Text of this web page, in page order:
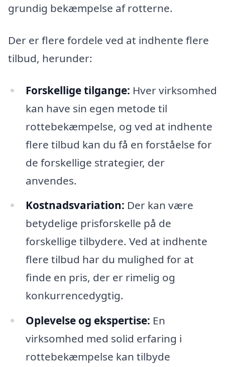
grundig bekæmpelse af rotterne.
Der er flere fordele ved at indhente flere
tilbud, herunder:
Forskellige tilgange: Hver virksomhed
kan have sin egen metode til
rottebekæmpelse, og ved at indhente
flere tilbud kan du få en forståelse for
de forskellige strategier, der
anvendes.
Kostnadsvariation: Der kan være
betydelige prisforskelle på de
forskellige tilbydere. Ved at indhente
flere tilbud har du mulighed for at
finde en pris, der er rimelig og
konkurrencedygtig.
Oplevelse og ekspertise: En
virksomhed med solid erfaring i
rottebekæmpelse kan tilbyde